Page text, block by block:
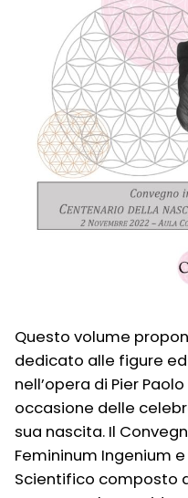
Questo volume
dedicato alle figure
nell’opera di Pier
occasione delle
sua nascita. Il
Femininum Ingenium
Scientifico composto